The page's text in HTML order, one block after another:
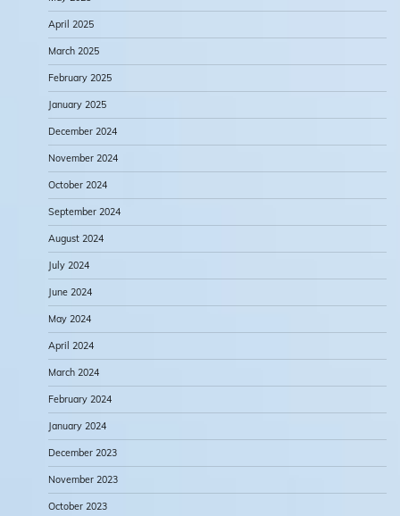
April 2025
March 2025
February 2025
January 2025
December 2024
November 2024
October 2024
September 2024
August 2024
July 2024
June 2024
May 2024
April 2024
March 2024
February 2024
January 2024
December 2023
November 2023
October 2023